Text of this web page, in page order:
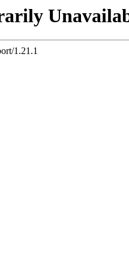
1.21.1